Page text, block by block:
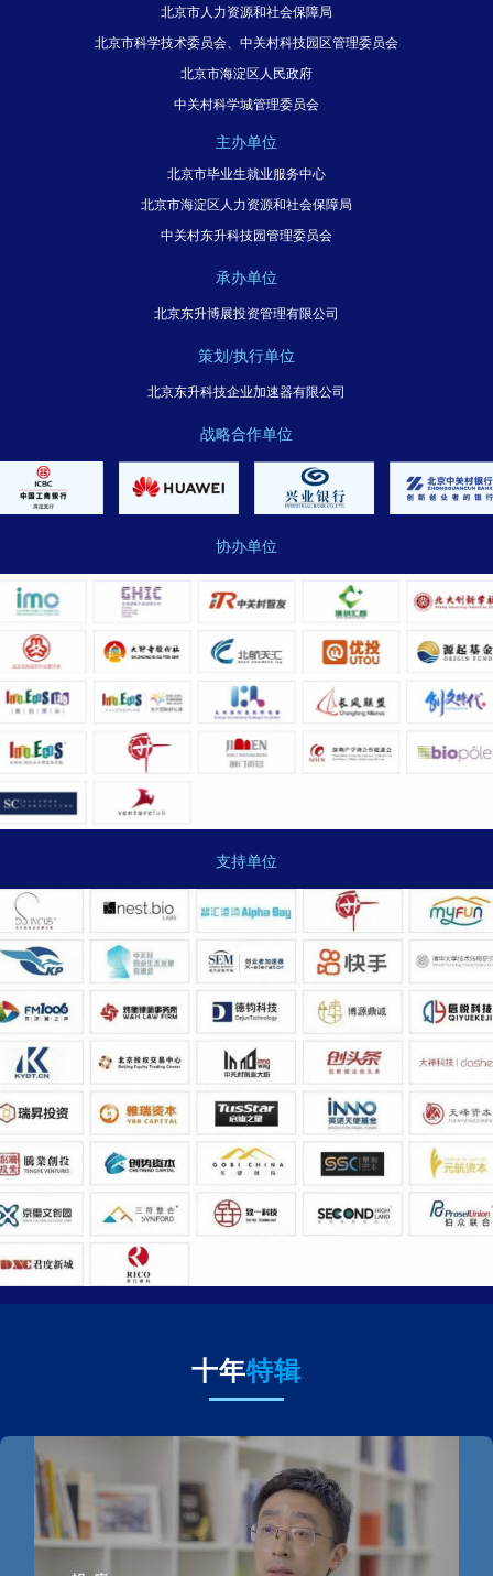
北京市人力资源和社会保障局
北京市科学技术委员会、中关村科技园区管理委员会
北京市海淀区人民政府
中关村科学城管理委员会
主办单位
北京市毕业生就业服务中心
北京市海淀区人力资源和社会保障局
中关村东升科技园管理委员会
承办单位
北京东升博展投资管理有限公司
策划/执行单位
北京东升科技企业加速器有限公司
战略合作单位
协办单位
支持单位
十年特辑